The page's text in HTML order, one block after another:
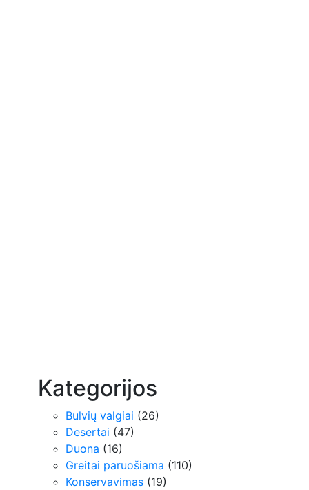
Kategorijos
Bulvių valgiai (26)
Desertai (47)
Duona (16)
Greitai paruošiama (110)
Konservavimas (19)